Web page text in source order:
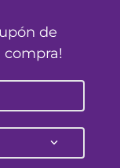
de